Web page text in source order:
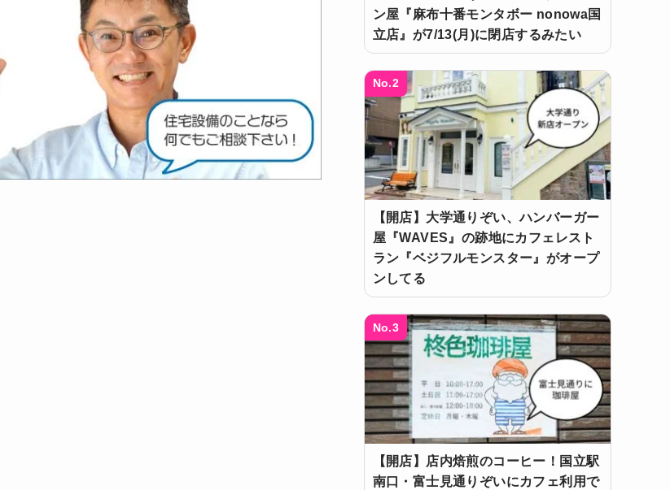
ン屋『麻布十番モンタボー nonowa国
立店』が7/13(月)に閉店するみたい
No.2
【開店】大学通りぞい、ハンバーガー
屋『WAVES』の跡地にカフェレスト
ラン『ベジフルモンスター』がオープ
ンしてる
No.3
【開店】店内焙煎のコーヒー！国立駅
南口・富士見通りぞいにカフェ利用で